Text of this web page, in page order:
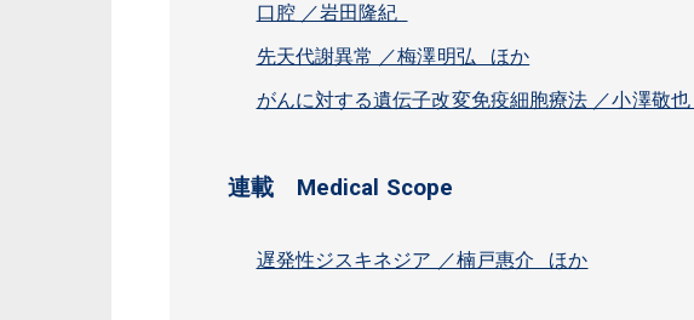
口腔 ／岩田隆紀
先天代謝異常 ／梅澤明弘 ほか
がんに対する遺伝子改変免疫細胞療法 ／小澤敬也
連載 Medical Scope
遅発性ジスキネジア ／楠戸惠介 ほか